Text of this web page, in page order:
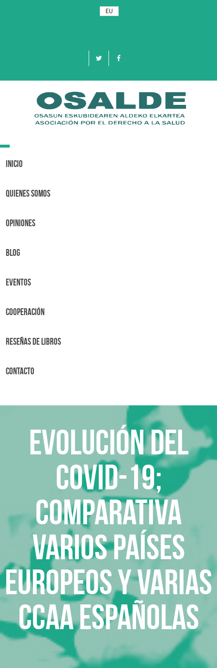
EU
Toggle
Inicio
Quienes Somos
OPINIONES
BLOG
Eventos
Cooperación
Reseñas de libros
Contacto
EVOLUCIÓN DEL
COVID-19;
Comparativa
varios países
europeos y varias
CCAA españolas